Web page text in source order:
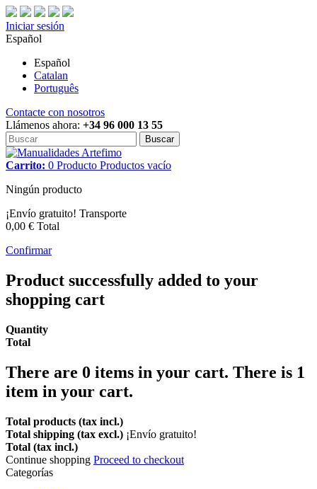
Iniciar sesión
Español
Español
Catalan
Português
Contacte con nosotros
Llámenos ahora: +34 96 000 13 55
Buscar
Carrito: 0 Producto Productos vacío
Ningún producto
¡Envío gratuito! Transporte
0,00 € Total
Confirmar
Product successfully added to your
shopping cart
Quantity
Total
There are 0 items in your cart. There is 1
item in your cart.
Total products (tax incl.)
Total shipping (tax excl.) ¡Envío gratuito!
Total (tax incl.)
Continue shopping Proceed to checkout
Categorías